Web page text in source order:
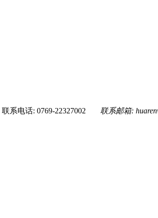
联系电话: 0769-22327002 联系邮箱: